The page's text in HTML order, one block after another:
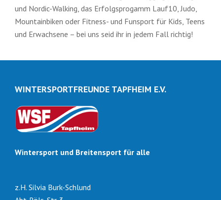
und Nordic-Walking, das Erfolgsprogamm Lauf10, Judo,
Mountainbiken oder Fitness- und Funsport für Kids, Teens
und Erwachsene – bei uns seid ihr in jedem Fall richtig!
WINTERSPORTFREUNDE TAPFHEIM E.V.
Wintersport und Breitensport für alle
z.H. Silvia Burk-Schlund